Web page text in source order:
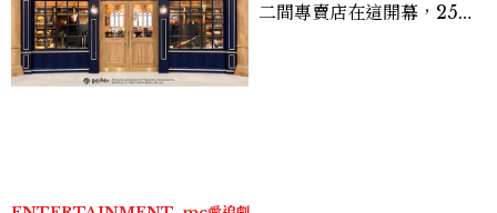
二間專賣店在這開幕，25週